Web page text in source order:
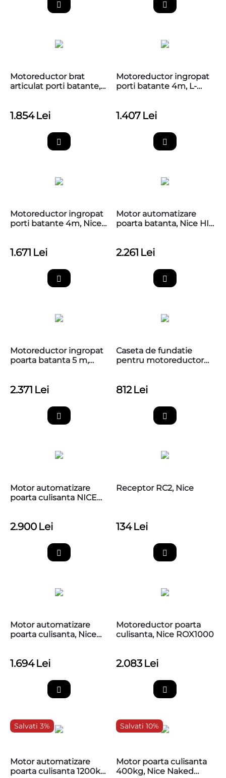
Motoreductor brat
articulat porti batante,
1.854 Lei
Motoreductor ingropat
porti batante 4m, L-
1.407 Lei
Motoreductor ingropat
porti batante 4m, Nice
1.671 Lei
Motor automatizare
poarta batanta, Nice HI-
2.261 Lei
Motoreductor ingropat
poarta batanta 5 m,
2.371 Lei
Caseta de fundatie
pentru motoreductorul
812 Lei
Motor automatizare
poarta culisanta NICE
2.900 Lei
Receptor RC2, Nice
134 Lei
Motor automatizare
poarta culisanta, Nice
1.694 Lei
Motoreductor poarta
culisanta, Nice ROX1000
2.083 Lei
Salvati 3%
Motor automatizare
poarta culisanta 1200kg,
Salvati 10%
Motor poarta culisanta
400kg, Nice Naked